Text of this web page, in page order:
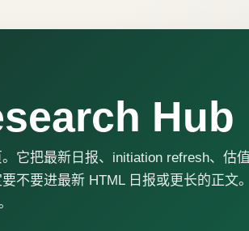
Hub
它把最新日报、initiation refresh、估
不要进最新 HTML 日报或更长的正文